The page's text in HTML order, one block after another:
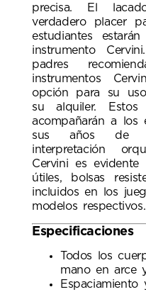
precisa. El
verdadero placer
estudiantes
instrumento
padres
instrumentos
opción para su
su alquiler. Estos
acompañarán a los
sus años de
interpretación
Cervini es
útiles, bolsas
incluidos en los
modelos respectivos.
Especificaciones
Todos los
mano en arce